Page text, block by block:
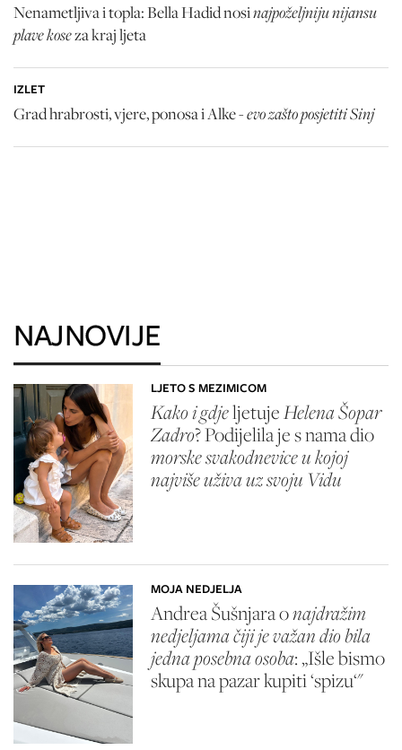
Nenametljiva i topla: Bella Hadid nosinajpoželjniju nijansu
plave koseza kraj ljeta
IZLET
Grad hrabrosti, vjere, ponosa i Alke -evo zašto posjetiti Sinj
NAJNOVIJE
LJETO S MEZIMICOM
Kako i gdjeljetujeHelena Šopar
Zadro? Podijelila je s nama dio
morske svakodnevice u kojoj
najviše uživa uz svoju Vidu
MOJA NEDJELJA
Andrea Šušnjara onajdražim
nedjeljama čiji je važan dio bila
jedna posebna osoba: „Išle bismo
skupa na pazar kupiti ‘spizu‘"